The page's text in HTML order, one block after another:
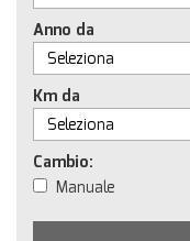
Anno da
Km da
Cambio:
Manuale